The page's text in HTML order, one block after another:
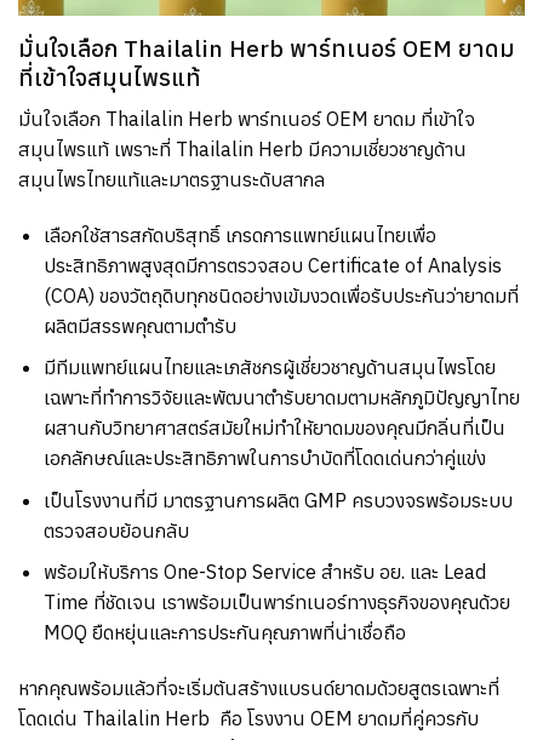
มั่นใจเลือก Thailalin Herb พาร์ทเนอร์ OEM ยาดม
ที่เข้าใจสมุนไพรแท้
มั่นใจเลือก Thailalin Herb พาร์ทเนอร์OEM ยาดม ที่เข้าใจ
สมุนไพรแท้ เพราะที่ Thailalin Herb มีความเชี่ยวชาญด้าน
สมุนไพรไทยแท้และมาตรฐานระดับสากล
เลือกใช้สารสกัดบริสุทธิ์ เกรดการแพทย์แผนไทยเพื่อ
ประสิทธิภาพสูงสุดมีการตรวจสอบ Certificate of Analysis
(COA) ของวัตถุดิบทุกชนิดอย่างเข้มงวดเพื่อรับประกันว่ายาดมที่
ผลิตมีสรรพคุณตามตำรับ
มีทีมแพทย์แผนไทยและเภสัชกรผู้เชี่ยวชาญด้านสมุนไพรโดย
เฉพาะที่ทำการวิจัยและพัฒนาตำรับยาดมตามหลักภูมิปัญญาไทย
ผสานกับวิทยาศาสตร์สมัยใหม่ทำให้ยาดมของคุณมีกลิ่นที่เป็น
เอกลักษณ์และประสิทธิภาพในการบำบัดที่โดดเด่นกว่าคู่แข่ง
เป็นโรงงานที่มี มาตรฐานการผลิต GMP ครบวงจรพร้อมระบบ
ตรวจสอบย้อนกลับ
พร้อมให้บริการ One-Stop Service สำหรับ อย. และ Lead
Time ที่ชัดเจน เราพร้อมเป็นพาร์ทเนอร์ทางธุรกิจของคุณด้วย
MOQ ยืดหยุ่นและการประกันคุณภาพที่น่าเชื่อถือ
หากคุณพร้อมแล้วที่จะเริ่มต้นสร้างแบรนด์ยาดมด้วยสูตรเฉพาะที่
โดดเด่น Thailalin Herb คือ โรงงาน OEM ยาดมที่คู่ควรกับ